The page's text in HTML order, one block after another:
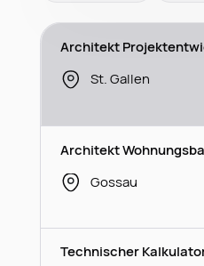
Architekt
St. Gallen
Architekt
Gossau
Technischer